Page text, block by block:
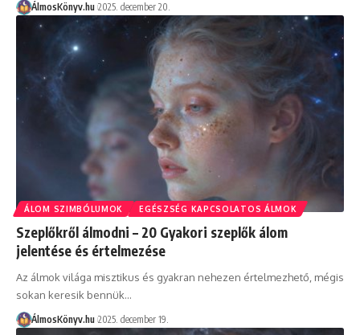
ÁlmosKönyv.hu 2025. december 20.
ÁLOM SZIMBÓLUMOK EGÉSZSÉG KAPCSOLATOS ÁLMOK
Szeplőkről álmodni – 20 Gyakori szeplők álom
jelentése és értelmezése
Az álmok világa misztikus és gyakran nehezen értelmezhető, mégis
sokan keresik bennük…
ÁlmosKönyv.hu 2025. december 19.